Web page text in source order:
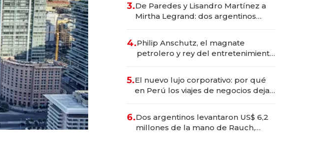
marcas "fast premium"
3.De Paredes y Lisandro Martínez a
Mirtha Legrand: dos argentinos
4.Philip Anschutz, el magnate
petrolero y rey del entretenimiento
5.El nuevo lujo corporativo: por qué
en Perú los viajes de negocios dejan
en experiencias transformadoras
6.Dos argentinos levantaron US$ 6,2
millones de la mano de Rauch,